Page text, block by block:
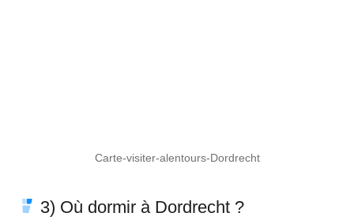
Carte-visiter-alentours-Dordrecht
3) Où dormir à Dordrecht ?